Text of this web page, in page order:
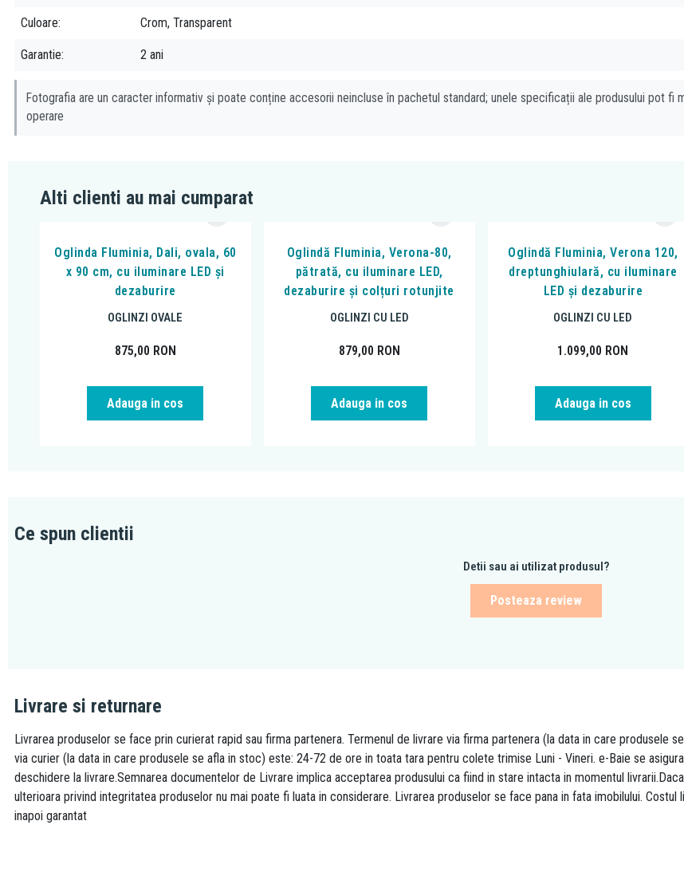
Culoare Crom, Transparent
Garantie 2 ani
Fotografia are un caracter informativ și poate conține accesorii neincluse în pachetul standard; unele specificații ale produsului pot
operare
Alti clienti au mai cumparat
Oglinda Fluminia, Dali, ovala, 60
x 90 cm, cu iluminare LED și
dezaburire
OGLINZI OVALE
875,00 RON
Adauga in cos
Oglindă Fluminia, Verona-80,
pătrată, cu iluminare LED,
dezaburire și colțuri rotunjite
OGLINZI CU LED
879,00 RON
Adauga in cos
Oglindă Fluminia, Verona 120,
dreptunghiulară, cu iluminare
LED și dezaburire
OGLINZI CU LED
1.099,00 RON
Adauga in cos
Ce spun clientii
Detii sau ai utilizat produsul?
Posteaza review
Livrare si returnare
Livrarea produselor se face prin curierat rapid sau firma partenera. Termenul de livrare via firma partenera (la data in care produsele
via curier (la data in care produsele se afla in stoc) este: 24-72 de ore in toata tara pentru colete trimise Luni - Vineri. e-Baie se
deschidere la livrare.Semnarea documentelor de Livrare implica acceptarea produsului ca fiind in stare intacta in momentul
ulterioara privind integritatea produselor nu mai poate fi luata in considerare. Livrarea produselor se face pana in fata imobilului.
inapoi garantat